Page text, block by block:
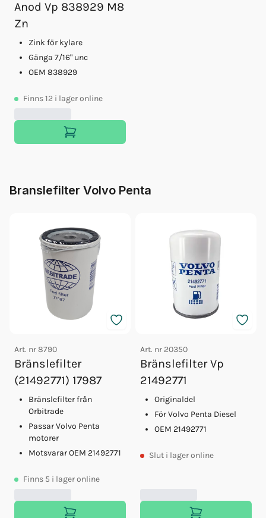
Bränslefilter Vp 21492771
Fett 25gr Vp 828250
Glykol Volvo 5l Grön 40/60
Motorolja Vds4.5 15w40 5l
Impeller Vp (21951342)
Anod Vp 838929 M8
Zn
Zink för kylare
Gänga 7/16" unc
OEM 838929
Finns12 i lager online
Branslefilter Volvo Penta
Art. nr8790
Bränslefilter
(21492771) 17987
Bränslefilter från
Orbitrade
Passar Volvo Penta
motorer
Motsvarar OEM 21492771
Finns 5 i lager online
Art. nr 20350
Bränslefilter Vp
21492771
Originaldel
För Volvo Penta Diesel
OEM 21492771
Slut i lager online